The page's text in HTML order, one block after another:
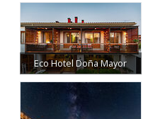
Eco Hotel Doña Mayor